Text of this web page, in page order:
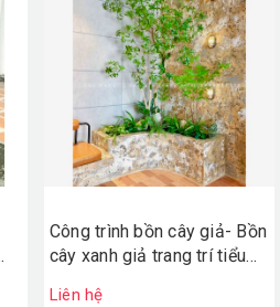
Công trình bồn cây giả- Bồn
cây xanh giả trang trí tiểu
Liên hệ